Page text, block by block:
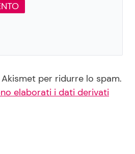
per ridurre lo spam.
elaborati i dati derivati